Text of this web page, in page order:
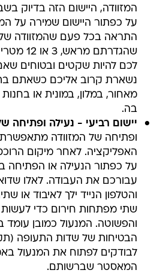
המזוודה, היישום הזה בדיוק
על כפתור היישום שמירה על
התראה בכל פעם שהמזוודה
שהגדרתם
לכם להיות שקטים ובטוחים
נשארת קרוב אליכם כשאתם
מאחור, במלון, במונית או
בה.
יישום רביעי - נעילה ופתיחה
ופתיחה של המזוודה
האפליקציה. לאחר מיקום
על כפתור הנעילה או הפתיחה
עבורכם את העבודה. לאלו
והטלפון הנייד ילך לאיבוד או
שתי מפתחות חירום כדי
והפשוטה. המנעול כמובן עומד
לבודקים לפתוח את המנעול
המאסטר שברשותם.